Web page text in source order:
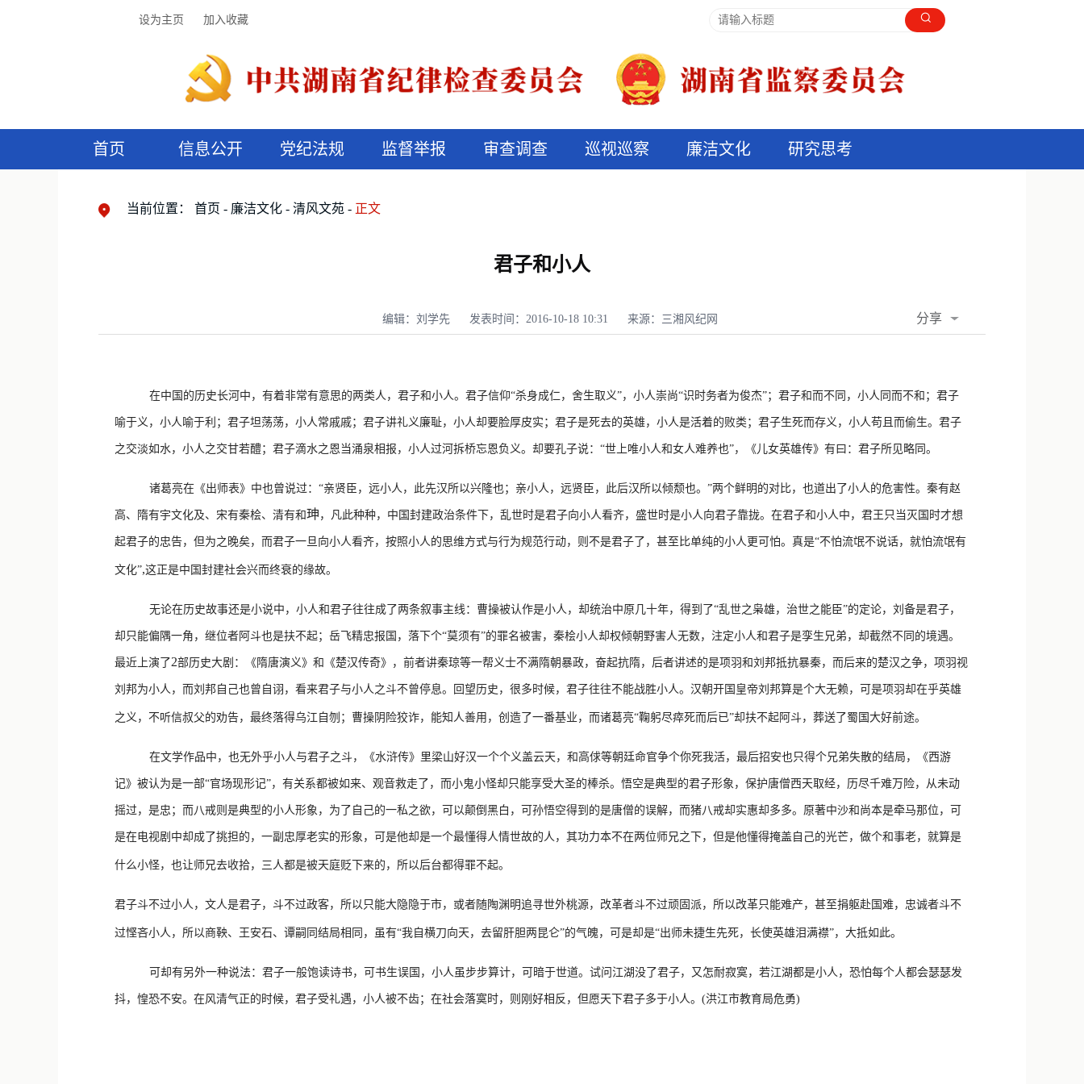
设为主页 加入收藏
首页 信息公开 党纪法规 监督举报 审查调查 巡视巡察 廉洁文化 研究思考
当前位置： 首页 廉洁文化 清风文苑 正文
君子和小人
编辑：刘学先 发表时间：2016-10-18 10:31 来源：三湘风纪网 分享
在中国的历史长河中，有着非常有意思的两类人，君子和小人。君子信仰“杀身成仁，舍生取义”，小人崇尚“识时务者为俊杰”；君子和而不同，小人同而不和；君子
喻于义，小人喻于利；君子坦荡荡，小人常戚戚；君子讲礼义廉耻，小人却要脸厚皮实；君子是死去的英雄，小人是活着的败类；君子生死而存义，小人苟且而偷生。君子
之交淡如水，小人之交甘若醴；君子滴水之恩当涌泉相报，小人过河拆桥忘恩负义。却要孔子说：“世上唯小人和女人难养也”，《儿女英雄传》有曰：君子所见略同。
诸葛亮在《出师表》中也曾说过：“亲贤臣，远小人，此先汉所以兴隆也；亲小人，远贤臣，此后汉所以倾颓也。”两个鲜明的对比，也道出了小人的危害性。秦有赵
高、隋有宇文化及、宋有秦桧、清有和珅 ，凡此种种，中国封建政治条件下，乱世时是君子向小人看齐，盛世时是小人向君子靠拢。在君子和小人中，君王只当灭国时才想
起君子的忠告，但为之晚矣，而君子一旦向小人看齐，按照小人的思维方式与行为规范行动，则不是君子了，甚至比单纯的小人更可怕。真是“不怕流氓不说话，就怕流氓有
文化”,这正是中国封建社会兴而终衰的缘故。
无论在历史故事还是小说中，小人和君子往往成了两条叙事主线：曹操被认作是小人，却统治中原几十年，得到了“乱世之枭雄，治世之能臣”的定论，刘备是君子，
却只能偏隅一角，继位者阿斗也是扶不起；岳飞精忠报国，落下个“莫须有”的罪名被害，秦桧小人却权倾朝野害人无数，注定小人和君子是孪生兄弟，却截然不同的境遇。
最近上演了2部历史大剧：《隋唐演义》和《楚汉传奇》，前者讲秦琼等一帮义士不满隋朝暴政，奋起抗隋，后者讲述的是项羽和刘邦抵抗暴秦，而后来的楚汉之争，项羽视
刘邦为小人，而刘邦自己也曾自诩，看来君子与小人之斗不曾停息。回望历史，很多时候，君子往往不能战胜小人。汉朝开国皇帝刘邦算是个大无赖，可是项羽却在乎英雄
之义，不听信叔父的劝告，最终落得乌江自刎；曹操阴险狡诈，能知人善用，创造了一番基业，而诸葛亮“鞠躬尽瘁死而后已”却扶不起阿斗，葬送了蜀国大好前途。
在文学作品中，也无外乎小人与君子之斗，《水浒传》里梁山好汉一个个义盖云天，和高俅等朝廷命官争个你死我活，最后招安也只得个兄弟失散的结局，《西游
记》被认为是一部“官场现形记”，有关系都被如来、观音救走了，而小鬼小怪却只能享受大圣的棒杀。悟空是典型的君子形象，保护唐僧西天取经，历尽千难万险，从未动
摇过，是忠；而八戒则是典型的小人形象，为了自己的一私之欲，可以颠倒黑白，可孙悟空得到的是唐僧的误解，而猪八戒却实惠却多多。原著中沙和尚本是牵马那位，可
是在电视剧中却成了挑担的，一副忠厚老实的形象，可是他却是一个最懂得人情世故的人，其功力本不在两位师兄之下，但是他懂得掩盖自己的光芒，做个和事老，就算是
什么小怪，也让师兄去收拾，三人都是被天庭贬下来的，所以后台都得罪不起。
君子斗不过小人，文人是君子，斗不过政客，所以只能大隐隐于市，或者随陶渊明追寻世外桃源，改革者斗不过顽固派，所以改革只能难产，甚至捐躯赴国难，忠诚者斗不
过悭吝小人，所以商鞅、王安石、谭嗣同结局相同，虽有“我自横刀向天，去留肝胆两昆仑”的气魄，可是却是“出师未捷生先死，长使英雄泪满襟”，大抵如此。
可却有另外一种说法：君子一般饱读诗书，可书生误国，小人虽步步算计，可暗于世道。试问江湖没了君子，又怎耐寂寞，若江湖都是小人，恐怕每个人都会瑟瑟发
抖，惶恐不安。在风清气正的时候，君子受礼遇，小人被不齿；在社会落寞时，则刚好相反，但愿天下君子多于小人。(洪江市教育局危勇)